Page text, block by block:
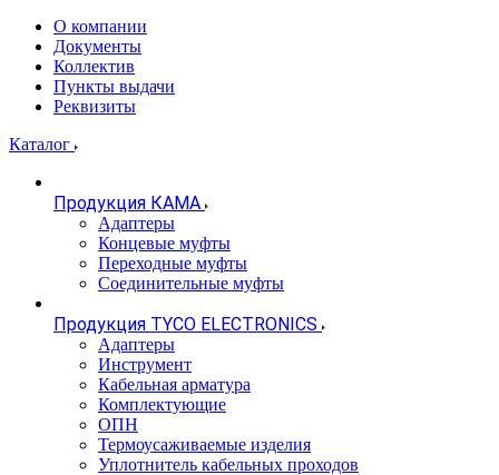
О компании
Документы
Коллектив
Пункты выдачи
Реквизиты
Каталог
Продукция КАМА
Адаптеры
Концевые муфты
Переходные муфты
Соединительные муфты
Продукция TYCO ELECTRONICS
Адаптеры
Инструмент
Кабельная арматура
Комплектующие
ОПН
Термоусаживаемые изделия
Уплотнитель кабельных проходов